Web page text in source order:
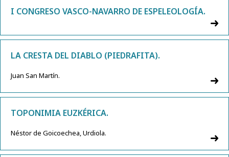
I CONGRESO VASCO-NAVARRO DE ESPELEOLOGÍA.
LA CRESTA DEL DIABLO (PIEDRAFITA).
Juan San Martín.
TOPONIMIA EUZKÉRICA.
Néstor de Goicoechea, Urdiola.